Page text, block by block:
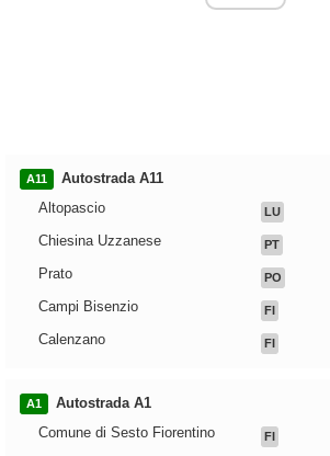
A11
Autostrada A11
Altopascio
LU
Chiesina Uzzanese PT
Prato PO
Campi Bisenzio FI
Calenzano FI
A1
Autostrada A1
Comune di Sesto Fiorentino
FI